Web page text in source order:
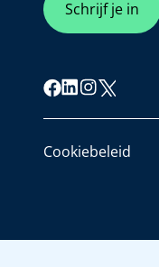
Schrijf je in
Cookiebeleid